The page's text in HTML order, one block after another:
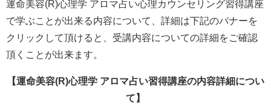
運命美容(R)心理学 アロマ占い心理カウンセリング習得講座
で学ぶことが出来る内容について、詳細は下記のバナーを
クリックして頂けると、受講内容についての詳細をご確認
頂くことが出来ます。
【運命美容(R)心理学 アロマ占い習得講座の内容詳細につい
て】